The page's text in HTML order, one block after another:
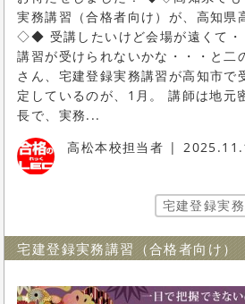
実務講習（合格者向け）が、高知県
◇◆ 受講したいけど会場が遠くて・
講習が受けられないかな・・・と二
さん、宅建登録実務講習が高知市で
定しているのが、1月。 講師は地元
長で、実務...
高松本校担当者
宅建登録実
宅建登録実務講習（合格者向け）